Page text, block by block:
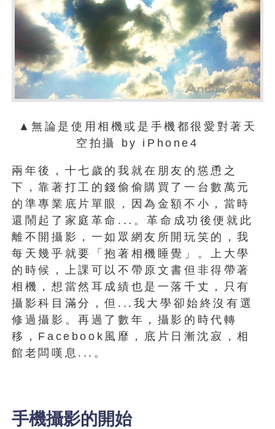
▲無論是使用相機或是手機都很愛對著天
空拍攝 by iPhone4
兩年後，十七歲的我就在朋友的慫恿之
下，靠著打工的錢偷偷購買了一台數萬元
的準專業底片單眼，因為金額不小，當時
還鬧起了家庭革命...。革命成功後便就此
離不開攝影，一如眾網友所開玩笑的，我
每天幾乎就要「抱著相機睡覺」。上大學
的時候，上課可以不帶原文書但非得帶著
相機，想當然耳成績也是一落千丈，只有
攝影科目滿分，但...我大學卻始終沒有選
修過攝影。再過了數年，攝影的時代轉
移，Facebook風靡，底片日漸沈寂，相
館老闆嘆息...。
手機攝影的開始